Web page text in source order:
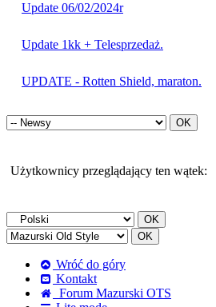
Update 06/02/2024r
Update 1kk + Telesprzedaż.
UPDATE - Rotten Shield, maraton.
Użytkownicy przeglądający ten wątek:
Wróć do góry
Kontakt
Forum Mazurski OTS